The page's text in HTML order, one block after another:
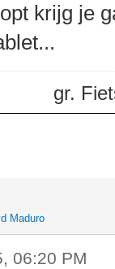
krijg je
gr.
Maduro
06:20 PM